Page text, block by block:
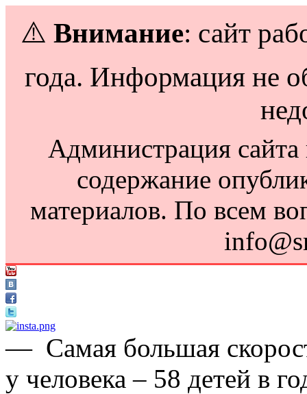
⚠️ Внимание: сайт
года. Информация не
Администрация сайта
содержание
материалов. По всем
— Самая большая
у человека – 58 детей в